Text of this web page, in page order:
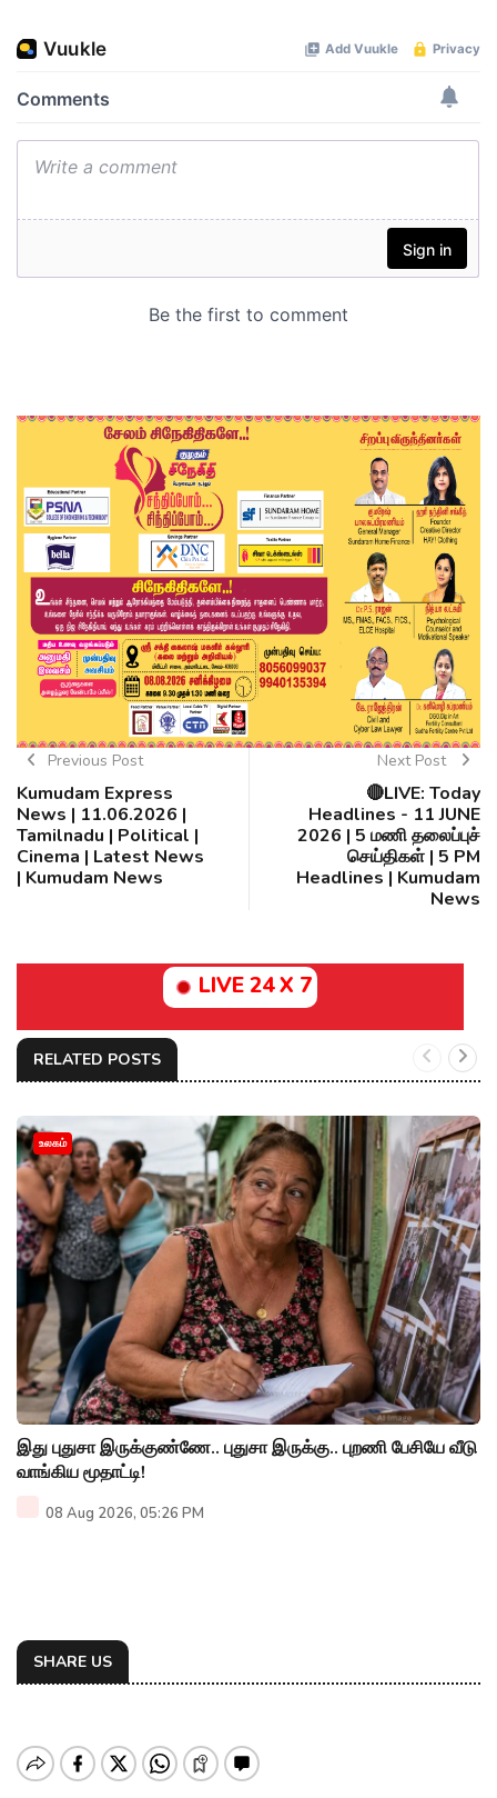
Previous Post
Kumudam Express
News | 11.06.2026 |
Tamilnadu | Political |
Cinema | Latest News
| Kumudam News
Next Post
🔴LIVE: Today
Headlines - 11 JUNE
2026 | 5 மணி தலைப்புச்
செய்திகள் | 5 PM
Headlines | Kumudam
News
LIVE 24 X 7
RELATED POSTS
உலகம்
இது புதுசா இருக்குண்ணே.. புதுசா இருக்கு.. புறணி பேசியே வீடு
வாங்கிய மூதாட்டி!
08 Aug 2026, 05:26 PM
SHARE US